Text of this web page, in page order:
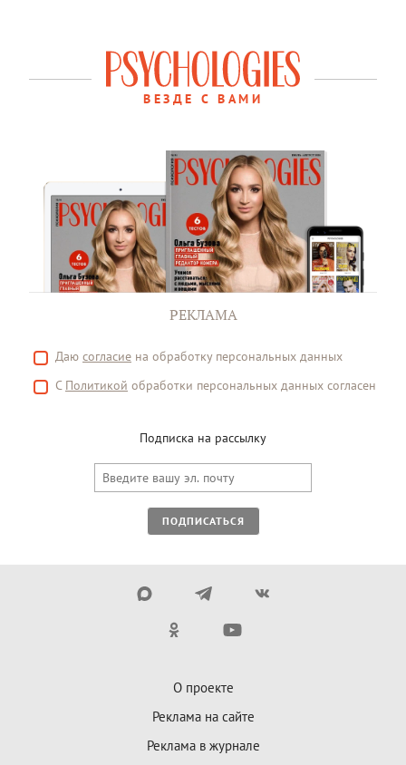
ВЕЗДЕ С ВАМИ
РЕКЛАМА
Даю согласие на обработку персональных данных
С Политикой обработки персональных данных согласен
Подписка на рассылку
ПОДПИСАТЬСЯ
О проекте
Реклама на сайте
Реклама в журнале